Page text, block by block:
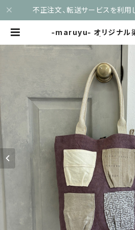
不正注文、転送サービスを利用
-maruyu- オリジナル